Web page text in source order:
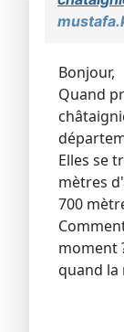
Bonjour,
Quand
Elles se
mètres
700
moment
quand la